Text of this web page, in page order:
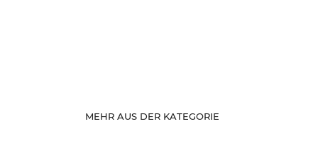
MEHR AUS DER KATEGORIE